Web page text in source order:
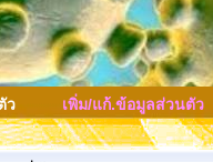
ว เพิ่ม/แก้.ข้อมูลส่วนตัว